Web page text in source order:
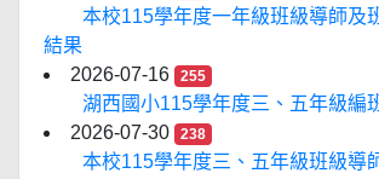
本校115學年度一年級班級導師及
結果
2026-07-16
255
湖西國小115學年度三、五年級編
2026-07-30
238
本校115學年度三、五年級班級導